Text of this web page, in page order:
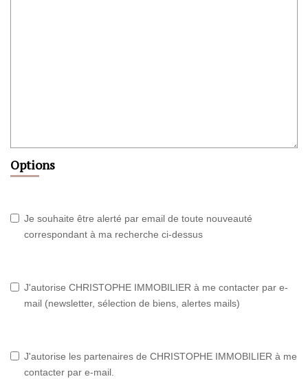
Options
Je souhaite être alerté par email de toute nouveauté
correspondant à ma recherche ci-dessus
J'autorise CHRISTOPHE IMMOBILIER à me contacter par e-
mail (newsletter, sélection de biens, alertes mails)
J'autorise les partenaires de CHRISTOPHE IMMOBILIER à me
contacter par e-mail.